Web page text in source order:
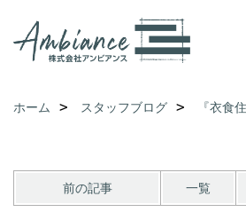
ホーム スタッフブログ 『衣食
前の記事 一覧